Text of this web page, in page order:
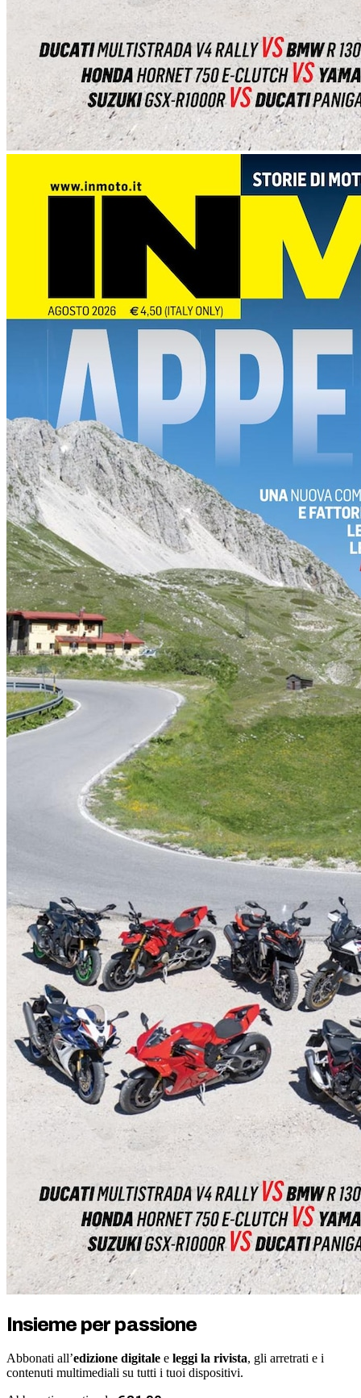
Insieme per passione
Abbonati all’edizione digitale e leggi la rivista, gli arretrati e i
contenuti multimediali su tutti i tuoi dispositivi.